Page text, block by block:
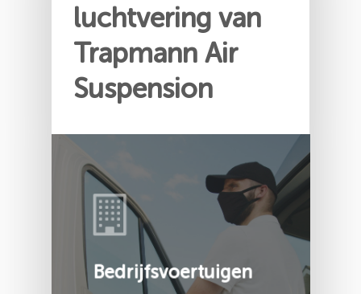
luchtvering van
Trapmann Air
Suspension
Bedrijfsvoertuigen